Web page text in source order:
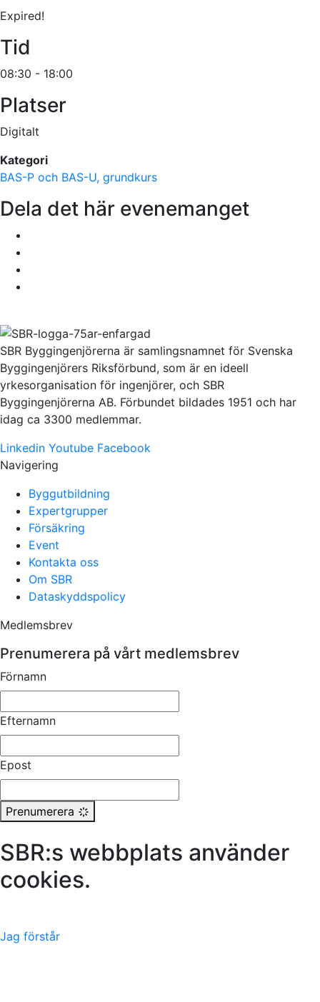
Expired!
Tid
08:30 - 18:00
Platser
Digitalt
Kategori
BAS-P och BAS-U, grundkurs
Dela det här evenemanget
SBR Byggingenjörerna är samlingsnamnet för Svenska
Byggingenjörers Riksförbund, som är en ideell
yrkesorganisation för ingenjörer, och SBR
Byggingenjörerna AB. Förbundet bildades 1951 och har
idag ca 3300 medlemmar.
Linkedin Youtube Facebook
Navigering
Byggutbildning
Expertgrupper
Försäkring
Event
Kontakta oss
Om SBR
Dataskyddspolicy
Medlemsbrev
Prenumerera på vårt medlemsbrev
Förnamn
Efternamn
Epost
Prenumerera
SBR:s webbplats använder
cookies.
Jag förstår